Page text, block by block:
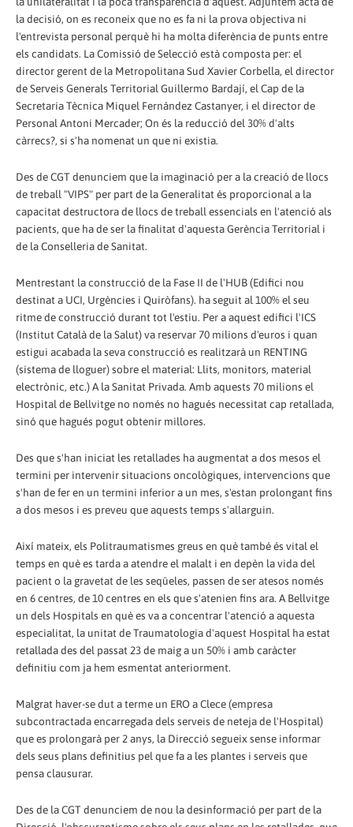
la decisió, on es reconeix que no es fa ni la prova objectiva ni
l'entrevista personal perquè hi ha molta diferència de punts entre
els candidats. La Comissió de Selecció està composta per: el
director gerent de la Metropolitana Sud Xavier Corbella, el director
de Serveis Generals Territorial Guillermo Bardají, el Cap de la
Secretaria Tècnica Miquel Fernández Castanyer, i el director de
Personal Antoni Mercader; On és la reducció del 30% d'alts
càrrecs?, si s'ha nomenat un que ni existia.
Des de CGT denunciem que la imaginació per a la creació de llocs
de treball "VIPS" per part de la Generalitat és proporcional a la
capacitat destructora de llocs de treball essencials en l'atenció als
pacients, que ha de ser la finalitat d'aquesta Gerència Territorial i
de la Conselleria de Sanitat.
Mentrestant la construcció de la Fase II de l'HUB (Edifici nou
destinat a UCI, Urgències i Quiròfans). ha seguit al 100% el seu
ritme de construcció durant tot l'estiu. Per a aquest edifici l'ICS
(Institut Català de la Salut) va reservar 70 milions d'euros i quan
estigui acabada la seva construcció es realitzarà un RENTING
(sistema de lloguer) sobre el material: Llits, monitors, material
electrònic, etc.) A la Sanitat Privada. Amb aquests 70 milions el
Hospital de Bellvitge no només no hagués necessitat cap retallada,
sinó que hagués pogut obtenir millores.
Des que s'han iniciat les retallades ha augmentat a dos mesos el
termini per intervenir situacions oncològiques, intervencions que
s'han de fer en un termini inferior a un mes, s'estan prolongant fins
a dos mesos i es preveu que aquests temps s'allarguin.
Així mateix, els Politraumatismes greus en què també és vital el
temps en què es tarda a atendre el malalt i en depèn la vida del
pacient o la gravetat de les seqüeles, passen de ser atesos només
en 6 centres, de 10 centres en els que s'atenien fins ara. A Bellvitge
un dels Hospitals en què es va a concentrar l'atenció a aquesta
especialitat, la unitat de Traumatologia d'aquest Hospital ha estat
retallada des del passat 23 de maig a un 50% i amb caràcter
definitiu com ja hem esmentat anteriorment.
Malgrat haver-se dut a terme un ERO a Clece (empresa
subcontractada encarregada dels serveis de neteja de l'Hospital)
que es prolongarà per 2 anys, la Direcció segueix sense informar
dels seus plans definitius pel que fa a les plantes i serveis que
pensa clausurar.
Des de la CGT denunciem de nou la desinformació per part de la